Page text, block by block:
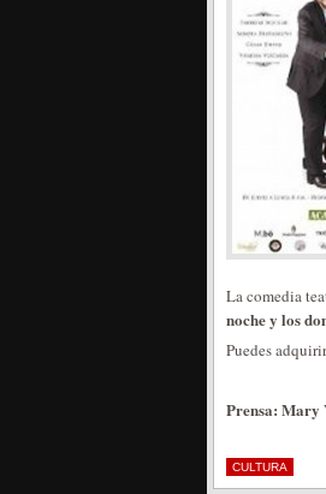
La comedia
noche y los
Puedes
Prensa:
CULTURA